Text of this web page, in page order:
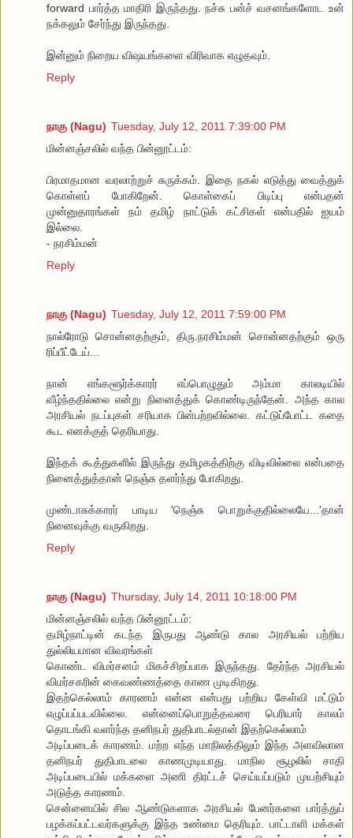
forward பார்த்த மாதிரி இருந்தது. நச்சு பன்ச் வசனங்களோட உன்
நக்கலும் சேர்ந்து இருந்தது.
இன்னும் நிறைய விஷயங்களை விரிவாக எழுதவும்.
Reply
நாகு (Nagu) Tuesday, July 12, 2011 7:39:00 PM
மின்னஞ்சலில் வந்த பின்னூட்டம்:
பிரமாதமான வரலாற்றுச் சுருக்கம். இதை நகல் எடுத்து வைத்துக்
கொள்ளப் போகிறேன். கொள்கைப் பிடிப்பு என்பதன்
முன்னுதாரங்கள் நம் தமிழ் நாட்டுக் கட்சிகள் என்பதில் ஐயம்
இல்லை.
- நரசிம்மன்
Reply
நாகு (Nagu) Tuesday, July 12, 2011 7:59:00 PM
நால்ரோடு சொன்னதற்கும், திரு.நரசிம்மன் சொன்னதற்கும் ஒரு
ரிப்பீட்டேய்...
நான் எங்களூர்க்காரர் எப்பொழுதும் அம்மா காலடியில்
வீழ்ந்ததில்லை என்று நினைத்துக் கொண்டிருந்தேன். அந்த கால
அரசியல் நடப்புகள் சரியாக பின்பற்றவில்லை. கட்டுப்போட்ட கதை
கூட எனக்குத் தெரியாது.
இந்தக் கூத்துகளில் இருந்து தமிழகத்திற்கு விடிவில்லை என்பதை
நினைத்துத்தான் நெஞ்சு தளர்ந்து போகிறது.
முண்டாசுக்காரர் பாடிய 'நெஞ்சு பொறுக்குதில்லையே...'தான்
நினைவுக்கு வருகிறது.
Reply
நாகு (Nagu) Thursday, July 14, 2011 10:18:00 PM
மின்னஞ்சலில் வந்த பின்னூட்டம்:
தமிழ்நாட்டின் கடந்த இருபது ஆண்டு கால அரசியல் பற்றிய
துல்லியமான விவரங்கள்
கொண்ட விமர்சனம் மிகச்சிறப்பாக இருந்தது. தேர்ந்த அரசியல்
விமர்சகரின் கைவண்ணத்தை காண முடிகிறது.
இதற்கெல்லாம் காரணம் என்ன என்பது பற்றிய கேள்வி மட்டும்
எழுப்பப்படவில்லை. என்னைப்பொறுத்தவரை பெரியார் காலம்
தொடங்கி வளர்ந்த தனிநபர் துதிபாடல்தான் இதற்கெல்லாம்
அடிப்படைக் காரணம். மற்ற எந்த மாநிலத்திலும் இந்த அளவிலான
தனிநபர் துதிபாடலை காணமுடியாது. மாநில சூழலில் சாதி
அடிப்படையில் மக்களை அணி திரட்டச் செய்யப்படும் முயற்சியும்
அடுத்த காரணம்.
சென்னையில் சில ஆண்டுகளாக அரசியல் பேனர்களை பார்த்துப்
பழக்கப்பட்டவர்களுக்கு இந்த உண்மை தெரியும். பாட்டாளி மக்கள்